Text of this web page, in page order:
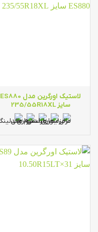
لاستیک اورگرین مدل ES880
سایز 235/55R18XL